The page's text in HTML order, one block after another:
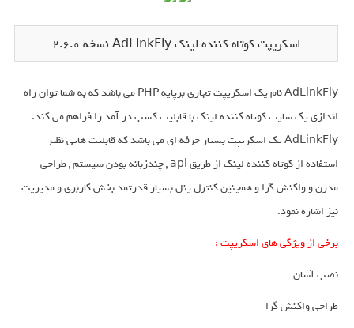
اسکریپت کوتاه کننده لینک AdLinkFly نسخه 2.6.0
AdLinkFly نام یک اسکریپت تجاری برپایه PHP می باشد که به شما توان راه
اندازی یک سایت کوتاه کننده لینک با قابلیت کسب در آمد را فراهم می کند.
AdLinkFly یک اسکریپت بسیار حرفه ای می باشد که قابلیت هایی نظیر
استفاده از کوتاه کننده لینک از طریق api , چندزبانه بودن سیستم , طراحی
مدرن و واکنش گرا و همچنین کنترل پنل بسیار قدرتمد بخش کاربری و مدیریت
نیز اشاره نمود.
برخی از ویژگی های اسکریپت :
نصب آسان
طراحی واکنش گرا